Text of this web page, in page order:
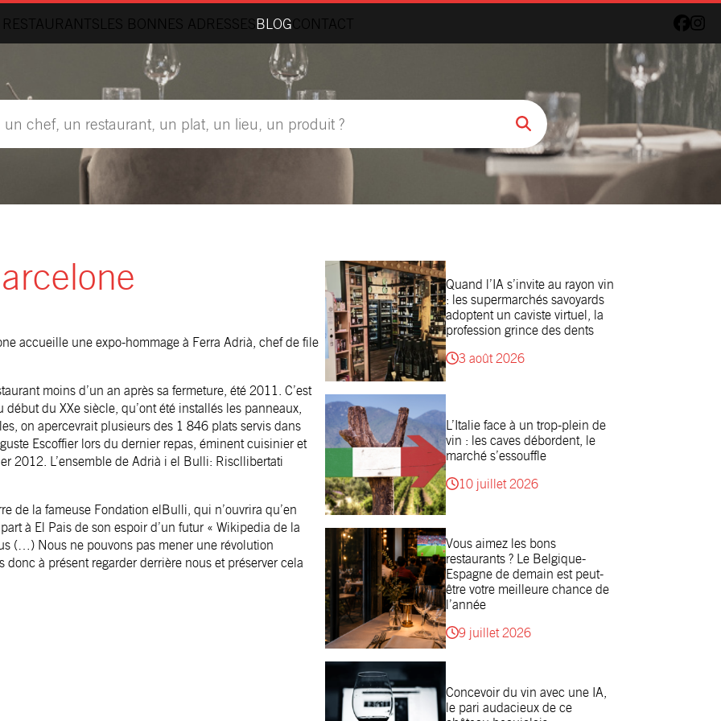
LES BONNES ADRESSESBLOGCONTACT
accueille une expo-hommage à Ferra Adrià, chef de file
moins d’un an après sa fermeture, été 2011. C’est
du XXe siècle, qu’ont été installés les panneaux,
on apercevrait plusieurs des 1 846 plats servis dans
Escoffier lors du dernier repas, éminent cuisinier et
2012. L’ensemble de Adrià i el Bulli: Riscllibertati
de la fameuse Fondation elBulli, qui n’ouvrira qu’en
à El Pais de son espoir d’un futur « Wikipedia de la
(…) Nous ne pouvons pas mener une révolution
à présent regarder derrière nous et préserver cela
Quand l’IA s’invite au rayon vin
: les supermarchés savoyards
adoptent un caviste virtuel, la
profession grince des dents
3 août 2026
L’Italie face à un trop-plein de
vin : les caves débordent, le
marché s’essouffle
10 juillet 2026
Vous aimez les bons
restaurants ? Le Belgique-
Espagne de demain est peut-
être votre meilleure chance de
l’année
9 juillet 2026
Concevoir du vin avec une IA,
le pari audacieux de ce